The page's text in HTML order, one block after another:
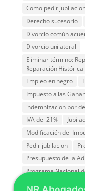
Como pedir jubilacion
Derecho sucesorio
Divorcio común
Divorcio unilateral
Eliminar término:
Reparación Histórica
Empleo en negro
Impuesto a las
indemnizacion por
IVA del 21%
Modificación del
Pedir jubilacion
Presupuesto de la
Programa Nacional